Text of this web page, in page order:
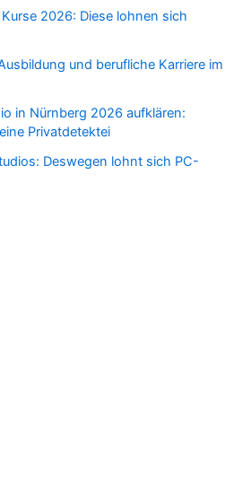
2026: Diese lohnen sich
und berufliche Karriere im
in Nürnberg 2026 aufklären:
Privatdetektei
Deswegen lohnt sich PC-